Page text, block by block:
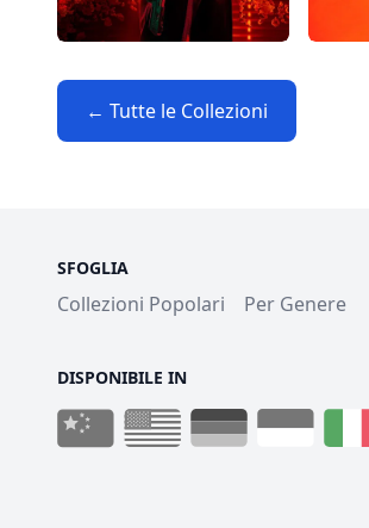
← Tutte le Collezioni
SFOGLIA
Collezioni Popolari Per Genere
DISPONIBILE IN